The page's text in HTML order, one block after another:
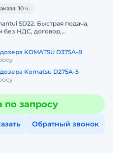
10 ч.
SD22. Быстрая подача,
без НДС, договор,
в а
KOMATSU D375A-8
Komatsu D275A-5
по запросу
Обратный звонок